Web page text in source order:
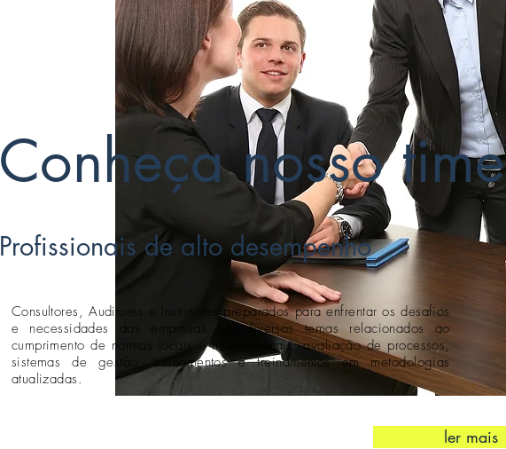
Conheça nosso time
Profissionais de alto desempenho
Consultores, Auditores e Instrutores preparados para enfrentar os desafios
e necessidades das empresas em diversos temas relacionados ao
cumprimento de normas locais e internacionais, avaliação de processos,
sistemas de gestão, treinamentos e treinamentos em metodologias
atualizadas.
ler mais